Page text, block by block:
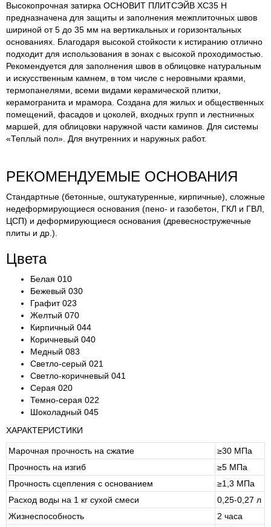
Высокопрочная затирка ОСНОВИТ ПЛИТСЭЙВ XC35 Н
предназначена для защиты и заполнения межплиточных швов
шириной от 5 до 35 мм на вертикальных и горизонтальных
основаниях. Благодаря высокой стойкости к истиранию отлично
подходит для использования в зонах с высокой проходимостью.
Рекомендуется для заполнения швов в облицовке натуральным
и искусственным камнем, в том числе с неровными краями,
термопанелями, всеми видами керамической плитки,
керамогранита и мрамора. Создана для жилых и общественных
помещений, фасадов и цоколей, входных групп и лестничных
маршей, для облицовки наружной части каминов. Для системы
«Теплый пол». Для внутренних и наружных работ.
РЕКОМЕНДУЕМЫЕ ОСНОВАНИЯ
Стандартные (бетонные, оштукатуренные, кирпичные), сложные
недеформирующиеся основания (пено- и газобетон, ГКЛ и ГВЛ,
ЦСП) и деформирующиеся основания (древесностружечные
плиты и др.).
Цвета
Белая 010
Бежевый 030
Графит 023
Желтый 070
Кирпичный 044
Коричневый 040
Медный 083
Светло-серый 021
Светло-коричневый 041
Серая 020
Темно-серая 022
Шоколадный 045
ХАРАКТЕРИСТИКИ
Марочная прочность на сжатие
≥30 МПа
Прочность на изгиб
≥5 МПа
Прочность сцепления с основанием
≥1,3 МПа
Расход воды на 1 кг сухой смеси
0,25-0,27 л
Жизнеспособность
2 часа